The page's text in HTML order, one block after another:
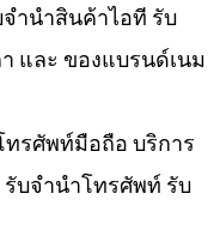
ำนำสินค้าไอที รับ
และ ของแบรนด์เนม
รศัพท์มือถือ บริการ
บจำนำโทรศัพท์ รับ